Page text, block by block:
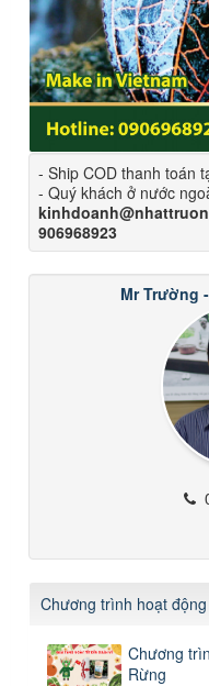
- Ship COD thanh toán
- Quý khách ở nước
906968923
Mr Trường
Chương trình hoạt động
Chương
Rừng